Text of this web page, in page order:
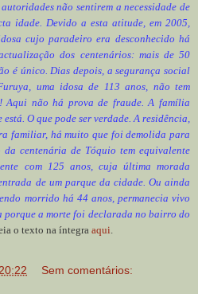
não sentirem a necessidade de
idade. Devido a esta atitude, em 2005,
cujo paradeiro era desconhecido há
dos centenários: mais de 50
é único. Dias depois, a segurança social
uma idosa de 113 anos, não tem
Aqui não há prova de fraude. A família
O que pode ser verdade. A residência,
familiar, há muito que foi demolida para
centenária de Tóquio tem equivalente
com 125 anos, cuja última morada
de um parque da cidade. Ou ainda
morrido há 44 anos, permanecia vivo
porque a morte foi declarada no bairro do
o texto na íntegra aqui.
Sem comentários: